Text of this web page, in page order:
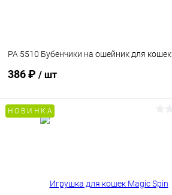
PA 5510 Бубенчики на ошейник для кошек
386 ₽ / шт
Н О В И Н К А